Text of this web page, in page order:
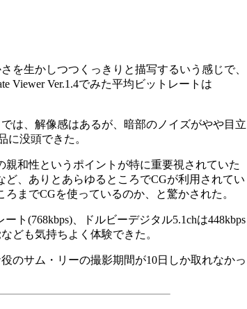
生かしつつくっきりと描写するいう感じで、
Viewer Ver.1.4でみた平均ビットレートは
は、解像感はあるが、暗部のノイズがやや目立
没頭できた。
和性というポイントが特に重要視されていた
、ありとあらゆるところでCGが利用されてい
までCGを使っているのか、と驚かされた。
(768kbps)、ドルビーデジタル5.1chは448kbps
ども気持ちよく体験できた。
のサム・リーの撮影期間が10日しか取れなかっ